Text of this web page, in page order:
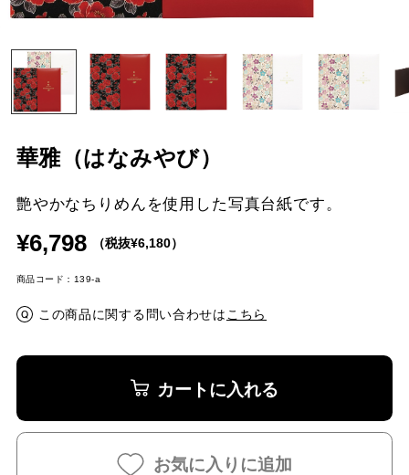
華雅（はなみやび）
艶やかなちりめんを使用した写真台紙です。
¥6,798 （税抜¥6,180）
商品コード：139-a
この商品に関する問い合わせはこちら
カートに入れる
お気に入りに追加